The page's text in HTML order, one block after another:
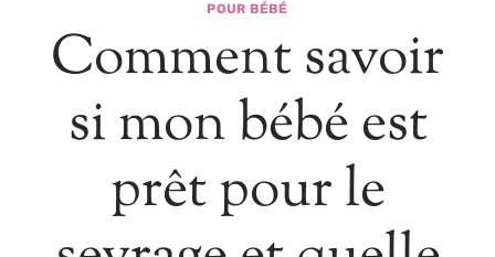
POUR BÉBÉ
Comment savoir
si mon bébé est
prêt pour le